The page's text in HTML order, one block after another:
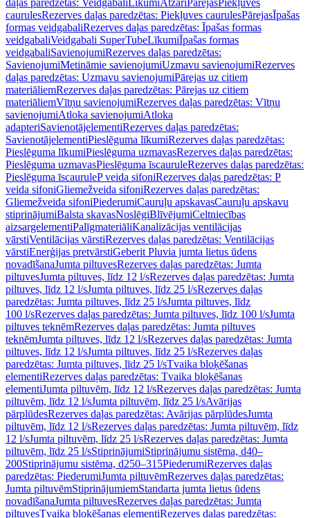
daļas paredzētas: Veidgabali LīkumiAtzari PārejasPiekļuves
caurulesRezerves daļas paredzētas: Piekļuves caurulesPārejasĪpašas
formas veidgabaliRezerves daļas paredzētas: Īpašas formas
veidgabaliVeidgabali SuperTubeLīkumiĪpašas formas
veidgabaliSavienojumiRezerves daļas paredzētas:
SavienojumiMetināmie savienojumiUzmavu savienojumiRezerves
daļas paredzētas: Uzmavu savienojumiPārejas uz citiem
materiāliemRezerves daļas paredzētas: Pārejas uz citiem
materiāliemVītņu savienojumiRezerves daļas paredzētas: Vītņu
savienojumiAtloka savienojumiAtloka
adapteriSavienotājelementiRezerves daļas paredzētas:
SavienotājelementiPieslēguma līkumiRezerves daļas paredzētas:
Pieslēguma līkumiPieslēguma uzmavasRezerves daļas paredzētas:
Pieslēguma uzmavasPieslēguma īscauruleRezerves daļas paredzētas:
Pieslēguma īscauruleP veida sifoniRezerves daļas paredzētas: P
veida sifoniGliemežveida sifoniRezerves daļas paredzētas:
Gliemežveida sifoniPiederumiCauruļu apskavasCauruļu apskavu
stiprinājumiBalsta skavasNoslēgiBlīvējumiCeltniecības
aizsargelementiPalīgmateriāliKanalizācijas ventilācijas
vārstiVentilācijas vārstiRezerves daļas paredzētas: Ventilācijas
vārstiEnerģijas pretvārstiGeberit Pluvia jumta lietus ūdens
novadīšanaJumta piltuvesRezerves daļas paredzētas: Jumta
piltuvesJumta piltuves, līdz 12 l/sRezerves daļas paredzētas: Jumta
piltuves, līdz 12 l/sJumta piltuves, līdz 25 l/sRezerves daļas
paredzētas: Jumta piltuves, līdz 25 l/sJumta piltuves, līdz
100 l/sRezerves daļas paredzētas: Jumta piltuves, līdz 100 l/sJumta
piltuves teknēmRezerves daļas paredzētas: Jumta piltuves
teknēmJumta piltuves, līdz 12 l/sRezerves daļas paredzētas: Jumta
piltuves, līdz 12 l/sJumta piltuves, līdz 25 l/sRezerves daļas
paredzētas: Jumta piltuves, līdz 25 l/sTvaika bloķēšanas
elementiRezerves daļas paredzētas: Tvaika bloķēšanas
elementiJumta piltuvēm, līdz 12 l/sRezerves daļas paredzētas: Jumta
piltuvēm, līdz 12 l/sJumta piltuvēm, līdz 25 l/sAvārijas
pārplūdesRezerves daļas paredzētas: Avārijas pārplūdesJumta
piltuvēm, līdz 12 l/sRezerves daļas paredzētas: Jumta piltuvēm, līdz
12 l/sJumta piltuvēm, līdz 25 l/sRezerves daļas paredzētas: Jumta
piltuvēm, līdz 25 l/sStiprinājumiStiprinājumu sistēma, d40–
200Stiprinājumu sistēma, d250–315PiederumiRezerves daļas
paredzētas: PiederumiJumta piltuvēmRezerves daļas paredzētas:
Jumta piltuvēmStiprinājumiemStandarta jumta lietus ūdens
novadīšanaJumta piltuvesRezerves daļas paredzētas: Jumta
piltuvesTvaika bloķēšanas elementiRezerves daļas paredzētas: